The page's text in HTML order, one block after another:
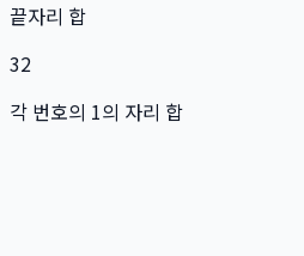
끝자리 합
32
각 번호의 1의 자리 합